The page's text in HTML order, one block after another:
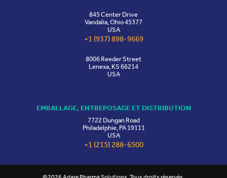
845 Center Drive
Vandalia, Ohio 45377
USA
+1 (937) 898-9669
8006 Reeder Street
Lenexa, KS 66214
USA
EMBALLAGE, ENTREPOSAGE ET DISTRIBUTION
7722 Dungan Road
Philadelphie, PA 19111
USA
+1 (215) 288-6500